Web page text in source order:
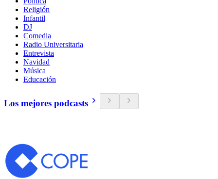
Religión
Infantil
DJ
Comedia
Radio Universitaria
Entrevista
Navidad
Música
Educación
Los mejores podcasts